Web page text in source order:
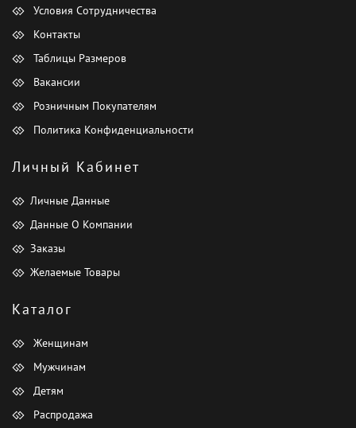
Условия Сотрудничества
Контакты
Таблицы Размеров
Вакансии
Розничным Покупателям
Политика Конфиденциальности
Личный Кабинет
Личные Данные
Данные О Компании
Заказы
Желаемые Товары
Каталог
Женщинам
Мужчинам
Детям
Распродажа